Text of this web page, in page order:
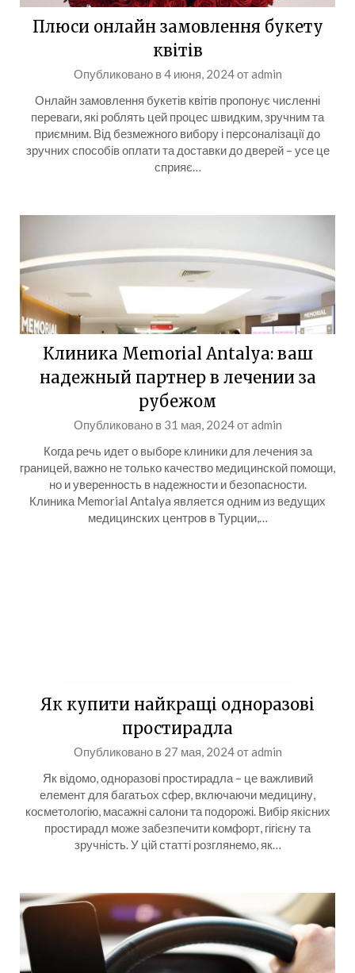
Плюси онлайн замовлення букету
квітів
Опубликовано в4 июня, 2024отadmin
Онлайн замовлення букетів квітів пропонує численні
переваги, які роблять цей процес швидким, зручним та
приємним. Від безмежного вибору і персоналізації до
зручних способів оплати та доставки до дверей – усе це
сприяє…
Клиника Memorial Antalya: ваш
надежный партнер в лечении за
рубежом
Опубликовано в 31 мая, 2024отadmin
Когда речь идет о выборе клиники для лечения за
границей, важно не только качество медицинской помощи,
но и уверенность в надежности и безопасности.
Клиника Memorial Antalya является одним из ведущих
медицинских центров в Турции,…
Як купити найкращі одноразові
простирадла
Опубликовано в 27 мая, 2024отadmin
Як відомо, одноразові простирадла – це важливий
елемент для багатьох сфер, включаючи медицину,
косметологію, масажні салони та подорожі. Вибір якісних
простирадл може забезпечити комфорт, гігієну та
зручність. У цій статті розглянемо, як…